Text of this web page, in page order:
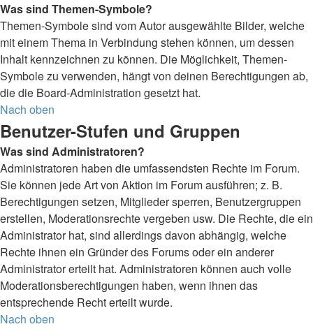
Was sind Themen-Symbole?
Themen-Symbole sind vom Autor ausgewählte Bilder, welche
mit einem Thema in Verbindung stehen können, um dessen
Inhalt kennzeichnen zu können. Die Möglichkeit, Themen-
Symbole zu verwenden, hängt von deinen Berechtigungen ab,
die die Board-Administration gesetzt hat.
Nach oben
Benutzer-Stufen und Gruppen
Was sind Administratoren?
Administratoren haben die umfassendsten Rechte im Forum.
Sie können jede Art von Aktion im Forum ausführen; z. B.
Berechtigungen setzen, Mitglieder sperren, Benutzergruppen
erstellen, Moderationsrechte vergeben usw. Die Rechte, die ein
Administrator hat, sind allerdings davon abhängig, welche
Rechte ihnen ein Gründer des Forums oder ein anderer
Administrator erteilt hat. Administratoren können auch volle
Moderationsberechtigungen haben, wenn ihnen das
entsprechende Recht erteilt wurde.
Nach oben